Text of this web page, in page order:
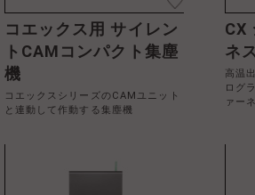
コエックス用 サイレン
トCAMコンパクト集塵
機
コエックスシリーズのCAMユニット
と連動して作動する集塵機
CX
ネ
高温
ログ
ァー